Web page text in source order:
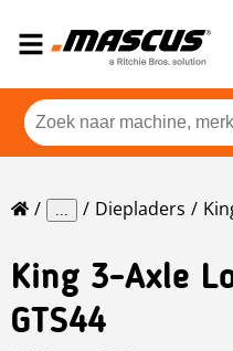
... Diepladers
King 3-Axle
GTS44